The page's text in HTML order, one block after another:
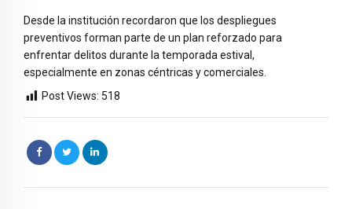
Desde la institución recordaron que los despliegues
preventivos forman parte de un plan reforzado para
enfrentar delitos durante la temporada estival,
especialmente en zonas céntricas y comerciales.
Post Views: 518